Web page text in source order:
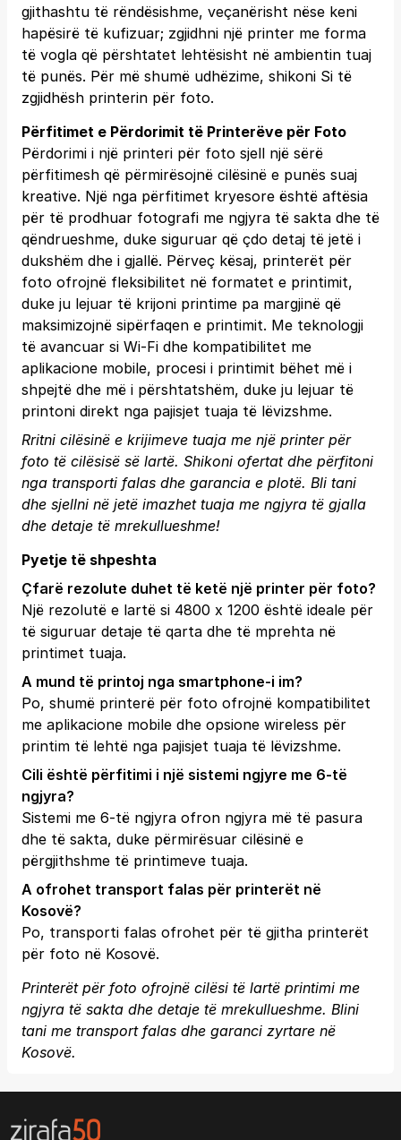
gjithashtu të rëndësishme, veçanërisht nëse keni
hapësirë të kufizuar; zgjidhni një printer me forma
të vogla që përshtatet lehtësisht në ambientin tuaj
të punës. Për më shumë udhëzime, shikoni Si të
zgjidhësh printerin për foto.
Përfitimet e Përdorimit të Printerëve për Foto
Përdorimi i një printeri për foto sjell një sërë
përfitimesh që përmirësojnë cilësinë e punës suaj
kreative. Një nga përfitimet kryesore është aftësia
për të prodhuar fotografi me ngjyra të sakta dhe të
qëndrueshme, duke siguruar që çdo detaj të jetë i
dukshëm dhe i gjallë. Përveç kësaj, printerët për
foto ofrojnë fleksibilitet në formatet e printimit,
duke ju lejuar të krijoni printime pa margjinë që
maksimizojnë sipërfaqen e printimit. Me teknologji
të avancuar si Wi-Fi dhe kompatibilitet me
aplikacione mobile, procesi i printimit bëhet më i
shpejtë dhe më i përshtatshëm, duke ju lejuar të
printoni direkt nga pajisjet tuaja të lëvizshme.
Rritni cilësinë e krijimeve tuaja me një printer për
foto të cilësisë së lartë. Shikoni ofertat dhe përfitoni
nga transporti falas dhe garancia e plotë. Bli tani
dhe sjellni në jetë imazhet tuaja me ngjyra të gjalla
dhe detaje të mrekullueshme!
Pyetje të shpeshta
Çfarë rezolute duhet të ketë një printer për foto?
Një rezolutë e lartë si 4800 x 1200 është ideale për
të siguruar detaje të qarta dhe të mprehta në
printimet tuaja.
A mund të printoj nga smartphone-i im?
Po, shumë printerë për foto ofrojnë kompatibilitet
me aplikacione mobile dhe opsione wireless për
printim të lehtë nga pajisjet tuaja të lëvizshme.
Cili është përfitimi i një sistemi ngjyre me 6-të
ngjyra?
Sistemi me 6-të ngjyra ofron ngjyra më të pasura
dhe të sakta, duke përmirësuar cilësinë e
përgjithshme të printimeve tuaja.
A ofrohet transport falas për printerët në
Kosovë?
Po, transporti falas ofrohet për të gjitha printerët
për foto në Kosovë.
Printerët për foto ofrojnë cilësi të lartë printimi me
ngjyra të sakta dhe detaje të mrekullueshme. Blini
tani me transport falas dhe garanci zyrtare në
Kosovë.